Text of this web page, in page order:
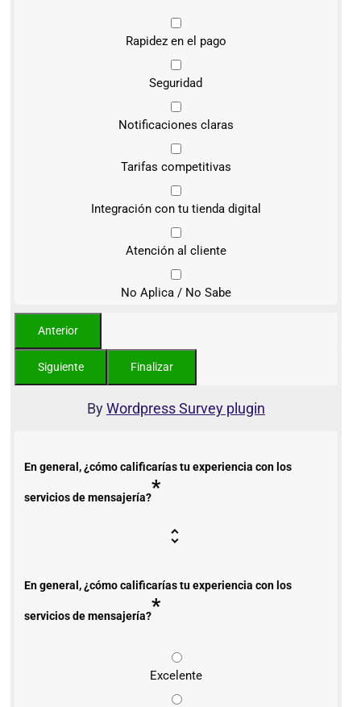
Rapidez en el pago
Seguridad
Notificaciones claras
Tarifas competitivas
Integración con tu tienda digital
Atención al cliente
No Aplica / No Sabe
ByWordpress Survey plugin
En general, ¿cómo calificarías tu experiencia con los
servicios de mensajería?*
En general, ¿cómo calificarías tu experiencia con los
servicios de mensajería?*
Excelente